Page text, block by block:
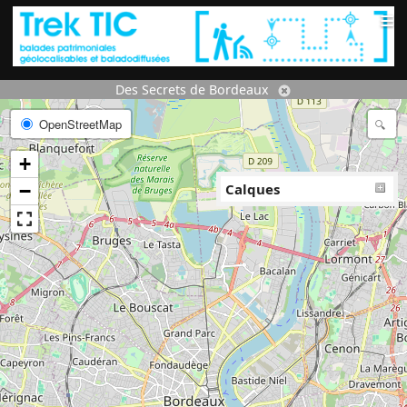
≡
Des Secrets de Bordeaux
OpenStreetMap
+
−
Calques